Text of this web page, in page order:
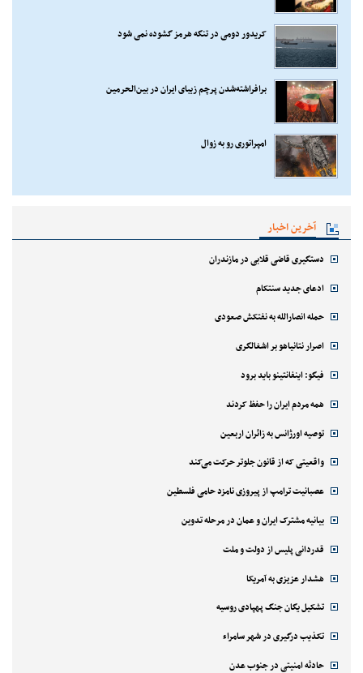
کریدور دومی در تنگه هرمز گشوده نمی شود
برافراشته‌شدن پرچم زیبای ایران در بین‌الحرمین
امپراتوری رو به زوال
آخرین اخبار
دستگیری قاضی قلابی در مازندران
ادعای جدید سنتکام
حمله انصارالله به نفتکش صعودی
اصرار نتانیاهو بر اشغالگری
فیگو: اینفانتینو باید برود
همه مردم ایران را حفظ کردند
توصیه اورژانس به زائران اربعین
واقعیتی که از قانون جلوتر حرکت می‌کند
عصبانیت ترامپ از پیروزی نامزد حامی فلسطین
بیانیه مشترک ایران و عمان در مرحله تدوین
قدردانی پلیس از دولت و ملت
هشدار عزیزی به آمریکا
تشکیل یگان جنگ پهپادی روسیه
تکذیب درگیری در شهر سامراء
حادثه امنیتی در جنوب عدن